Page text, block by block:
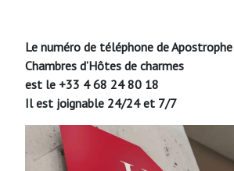
Le numéro de téléphone de
Chambres d’Hôtes de charmes
est le +33 4 68 24 80 18
Il est joignable 24/24 et 7/7